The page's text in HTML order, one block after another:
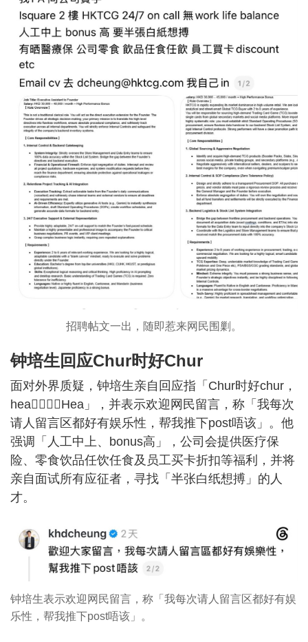
招聘帖文一出，随即惹来网民围剿。
钟培生回应Chur时好Chur
面对外界质疑，钟培生亲自回应指「Chur时好chur，
hea𠮶阵都几Hea」，并表示欢迎网民留言，称「我每次
请人留言区都好有娱乐性，帮我推下post唔该」。他
强调「人工中上、bonus高」，公司会提供医疗保
险、零食饮品任饮任食及员工买卡折扣等福利，并将
亲自面试所有应征者，寻找「半张白纸想搏」的人
才。
钟培生表示欢迎网民留言，称「我每次请人留言区都好有娱
乐性，帮我推下post唔该」。